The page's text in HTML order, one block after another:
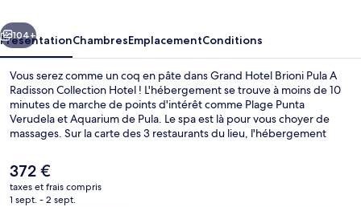
A
Radisson
Collection
Hotel
Suivant
104+
PrésentationChambresEmplacementConditions
Vous serez comme un coq en pâte dans Grand Hotel Brioni Pula A
Radisson Collection Hotel ! L'hébergement se trouve à moins de 10
minutes de marche de points d'intérêt comme Plage Punta
Verudela et Aquarium de Pula. Le spa est là pour vous choyer de
massages. Sur la carte des 3 restaurants du lieu, l'hébergement
vous ouvre ses portes pour le petit déjeuner et le dîner. Cet hôtel de
luxe abrite en outre 2 bars/lounges, une piscine couverte et un bar
en bord de piscine.
Le
prix
actuel
372 €
taxes et frais compris
1 sept. - 2 sept.